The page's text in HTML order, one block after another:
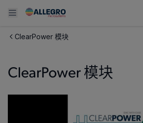
Back To Main Menu
产品
Back To Main Menu
应用
Back To Main Menu
技术支持
设计和开发
Back To Main Menu
技术资源
Resource Center
Back To Main Menu
关于 ALLEGRO
ClearPower 模块
ClearPower 模块